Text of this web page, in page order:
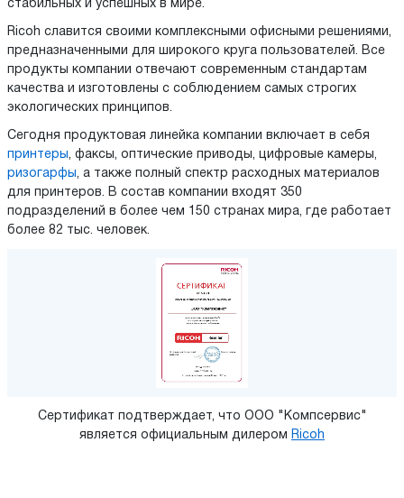
стабильных и успешных в мире.
Ricoh славится своими комплексными офисными решениями,
предназначенными для широкого круга пользователей. Все
продукты компании отвечают современным стандартам
качества и изготовлены с соблюдением самых строгих
экологических принципов.
Сегодня продуктовая линейка компании включает в себя
принтеры , факсы, оптические приводы, цифровые камеры,
ризогарфы , а также полный спектр расходных материалов
для принтеров. В состав компании входят 350
подразделений в более чем 150 странах мира, где работает
более 82 тыс. человек.
Сертификат подтверждает, что ООО "Компсервис"
является официальным дилером
Ricoh